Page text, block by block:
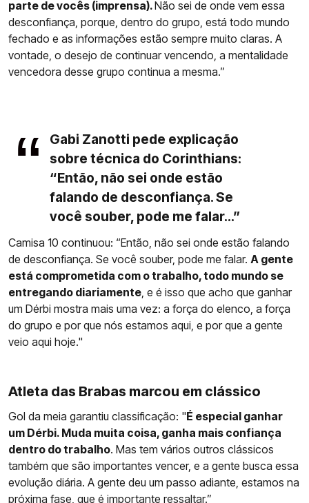
parte de vocês (imprensa).Não sei de onde vem essa
desconfiança, porque, dentro do grupo, está todo mundo
fechado e as informações estão sempre muito claras. A
vontade, o desejo de continuar vencendo, a mentalidade
vencedora desse grupo continua a mesma.”
Gabi Zanotti pede explicação
sobre técnica do Corinthians:
“Então, não sei onde estão
falando de desconfiança. Se
você souber, pode me falar...”
Camisa 10 continuou: “Então, não sei onde estão falando
de desconfiança. Se você souber, pode me falar. A gente
está comprometida com o trabalho, todo mundo se
entregando diariamente, e é isso que acho que ganhar
um Dérbi mostra mais uma vez: a força do elenco, a força
do grupo e por que nós estamos aqui, e por que a gente
veio aqui hoje."
Atleta das Brabas marcou em clássico
Gol da meia garantiu classificação: "É especial ganhar
um Dérbi. Muda muita coisa, ganha mais confiança
dentro do trabalho. Mas tem vários outros clássicos
também que são importantes vencer, e a gente busca essa
evolução diária. A gente deu um passo adiante, estamos na
próxima fase, que é importante ressaltar.”